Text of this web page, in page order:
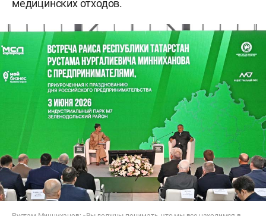
Шали» (Пестречинский район РТ, село Шали) и
«М-7 Услон» (Верхнеуслонский район РТ, село
Набережные Моркваши).
медицинских отходов.